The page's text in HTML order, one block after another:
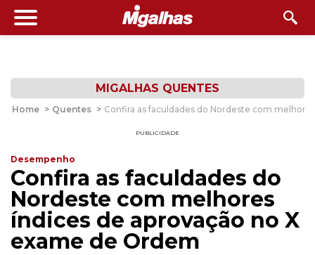
MIGALHAS QUENTES
Home > Quentes > Confira as faculdades do Nordeste com
PUBLICIDADE
Desempenho
Confira as faculdades do
Nordeste com melhores
índices de aprovação no X
exame de Ordem